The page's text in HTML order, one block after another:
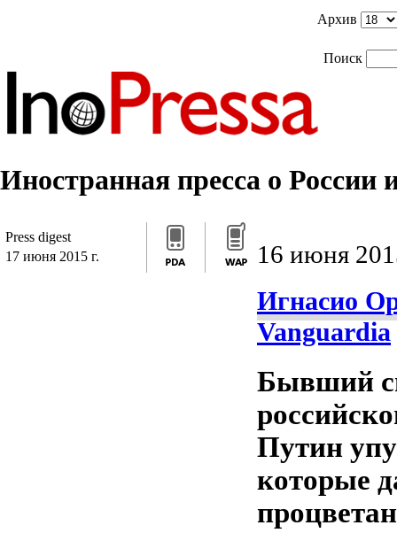
Архив
Поиск
Иностранная пресса о России
Press digest
17 июня 2015 г.
16 июня
Игнасио
Vanguardia
Бывший
Путин
которые